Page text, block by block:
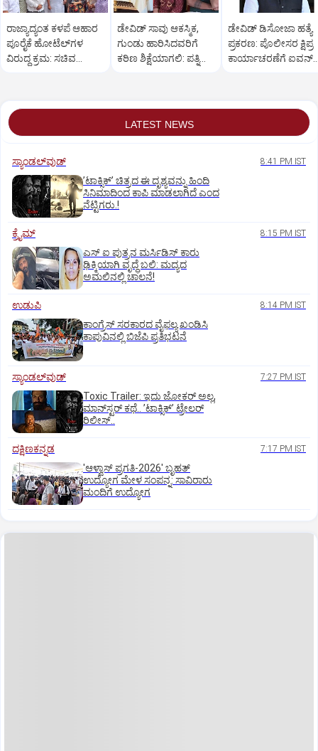
ರಾಜ್ಯಾದ್ಯಂತ ಕಳಪೆ ಆಹಾರ
ಪೂರೈಕೆ ಹೋಟೆಲ್‌ಗಳ
ವಿರುದ್ಧ ಕ್ರಮ: ಸಚಿವ
ಡೇವಿಡ್ ಸಾವು ಆಕಸ್ಮಿಕ,
ಗುಂಡು ಹಾರಿಸಿದವರಿಗೆ
ಕಠಿಣ ಶಿಕ್ಷೆಯಾಗಲಿ: ಪತ್ನಿ
ಡೇವಿಡ್ ಡಿಸೋಜಾ ಹತ್ಯೆ
ಪ್ರಕರಣ: ಪೊಲೀಸರ ಕ್ಷಿಪ್ರ
ಕಾರ್ಯಾಚರಣೆಗೆ ಐವನ್
LATEST NEWS
ಸ್ಯಾಂಡಲ್‌ವುಡ್‌ 8:41 PM IST
ʼಟಾಕ್ಸಿಕ್‌ʼ ಚಿತ್ರದ ಈ ದೃಶ್ಯವನ್ನು ಹಿಂದಿ
ಸಿನಿಮಾದಿಂದ ಕಾಪಿ ಮಾಡಲಾಗಿದೆ ಎಂದ
ನೆಟ್ಟಿಗರು.!
ಕ್ರೈಮ್ 8:15 PM IST
ಎಸ್ ಐ ಪುತ್ರನ ಮರ್ಸಿಡಿಸ್‌ ಕಾರು
ಢಿಕ್ಕಿಯಾಗಿ ವೃದ್ಧೆ ಬಲಿ: ಮದ್ಯದ
ಅಮಲಿನಲ್ಲಿ ಚಾಲನೆ!
ಉಡುಪಿ 8:14 PM IST
ಕಾಂಗ್ರೆಸ್ ಸರಕಾರದ ವೈಫಲ್ಯ ಖಂಡಿಸಿ
ಕಾಪುವಿನಲ್ಲಿ ಬಿಜೆಪಿ ಪ್ರತಿಭಟನೆ
ಸ್ಯಾಂಡಲ್‌ವುಡ್‌ 7:27 PM IST
Toxic Trailer: ಇದು ಜೋಕರ್‌ ಅಲ್ಲ,
ಮಾನ್‌ಸ್ಟರ್‌ ಕಥೆ.. ʼಟಾಕ್ಸಿಕ್‌ʼ ಟ್ರೇಲರ್‌
ರಿಲೀಸ್..
ದಕ್ಷಿಣಕನ್ನಡ 7:17 PM IST
'ಆಳ್ವಾಸ್‌ ಪ್ರಗತಿ-2026' ಬೃಹತ್
ಉದ್ಯೋಗ ಮೇಳ ಸಂಪನ್ನ: ಸಾವಿರಾರು
ಮಂದಿಗೆ ಉದ್ಯೋಗ